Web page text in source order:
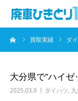
買取実績 ダ
大分県で”ハイゼ
2025.03.9 ダイハツ,
廃車･事故車の